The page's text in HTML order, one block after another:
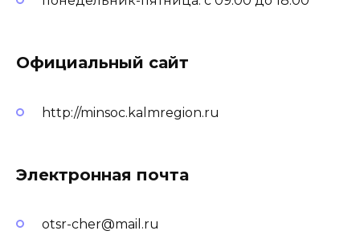
Официальный сайт
http://minsoc.kalmregion.ru
Электронная почта
otsr-cher@mail.ru